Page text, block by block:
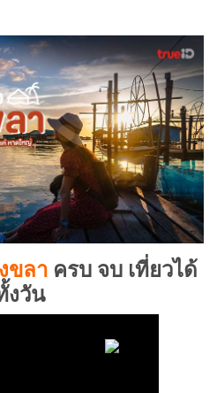
ขลาครบ จบ เที่ยวได้
งวัน